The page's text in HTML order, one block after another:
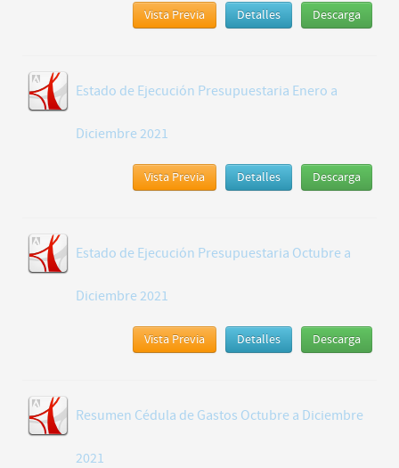
Descarga
Detalles
Vista Previa
Estado de Ejecución Presupuestaria Enero a
Diciembre 2021
Descarga
Detalles
Vista Previa
Estado de Ejecución Presupuestaria Octubre a
Diciembre 2021
Descarga
Detalles
Vista Previa
Resumen Cédula de Gastos Octubre a Diciembre
2021